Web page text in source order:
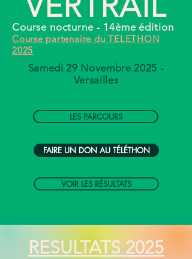
Course nocturne - 14ème édition
Course partenaire du TELETHON
2025
Samedi 29 Novembre 2025 -
Versailles
LES PARCOURS
FAIRE UN DON AU TÉLÉTHON
VOIR LES RÉSULTATS
RESULTATS 2025